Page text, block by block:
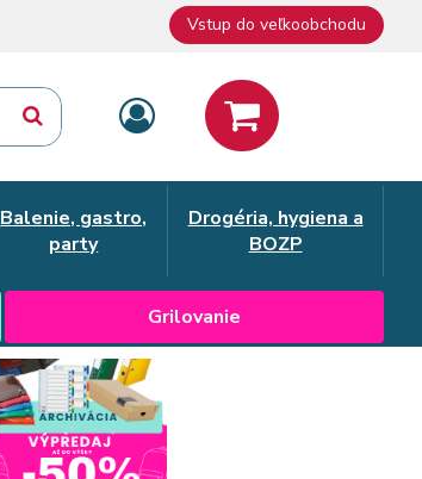
Vstup do veľkoobchodu
Balenie, gastro,
party
Drogéria, hygiena a
BOZP
Grilovanie